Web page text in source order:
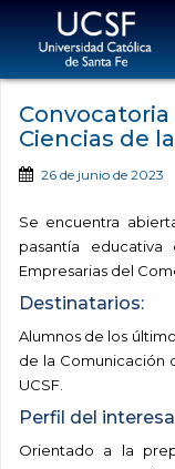
Ciencias de
26 de junio de 2023
Se encuentra
pasantía educativa
Empresarias del
Destinatarios:
Alumnos de los
de la Comunicación
UCSF.
Perfil del
Orientado a la